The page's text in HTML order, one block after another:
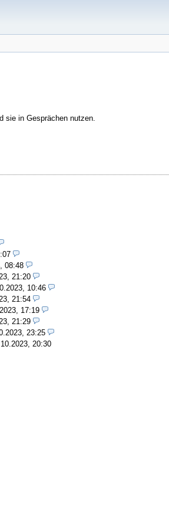
sie in Gesprächen nutzen.
08:48
21:20
10:46
21:54
17:19
21:29
23:25
20:30